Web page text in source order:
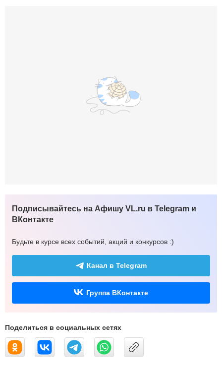
Подписывайтесь на Афишу VL.ru в Telegram и
ВКонтакте
Будьте в курсе всех событий, акций и конкурсов :)
Канал в Telegram
Группа ВКонтакте
Поделиться в социальных сетях